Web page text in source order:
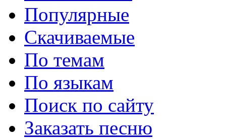
Популярные
Скачиваемые
По темам
По языкам
Поиск по сайту
Заказать песню